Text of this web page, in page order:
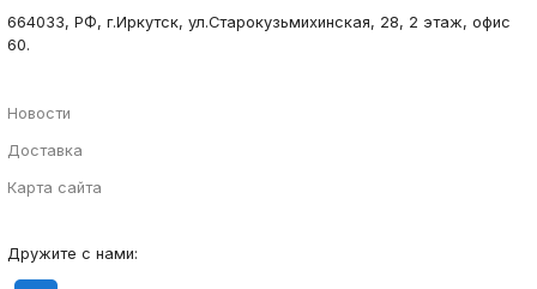
664033, РФ, г.Иркутск, ул.Старокузьмихинская, 28, 2 этаж, офис
60.
Новости
Доставка
Карта сайта
Дружите с нами: